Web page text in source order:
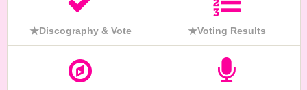
★Discography & Vote ★Voting Results